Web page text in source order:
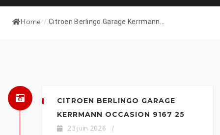
Home / Citroen Berlingo Garage Kerrmann...
CITROEN BERLINGO GARAGE
KERRMANN OCCASION 9167 25
23 juin 2026 /